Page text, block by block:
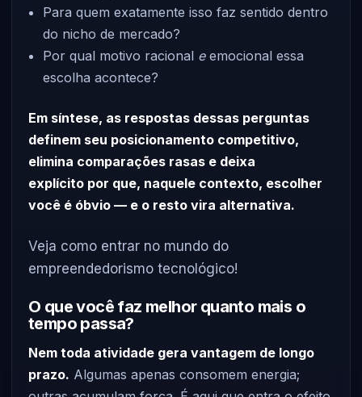
Para quem exatamente isso faz sentido dentro
do nicho de mercado?
Por qual motivo racional eemocional essa
escolha acontece?
Em síntese, as respostas dessas perguntas
definem seu posicionamento competitivo,
elimina comparações rasas e deixa
explícito por que, naquele contexto, escolher
você é óbvio — e o resto vira alternativa.
Veja como entrar no mundo do
empreendedorismo tecnológico!
O que você faz melhor quanto mais o
tempo passa?
Nem toda atividade gera vantagem de longo
prazo. Algumas apenas consomem energia;